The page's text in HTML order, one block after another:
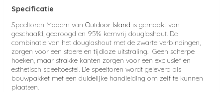
Specificatie
Speeltoren Modern van Outdoor Island is gemaakt van
geschaafd, gedroogd en 95% kernvrij douglashout. De
combinatie van het douglashout met de zwarte verbindingen,
zorgen voor een stoere en tijdloze uitstraling. Geen scherpe
hoeken, maar strakke kanten zorgen voor een exclusief en
esthetisch speeltoestel. De speeltoren wordt geleverd als
bouwpakket met een duidelijke handleiding om zelf te kunnen
plaatsen.